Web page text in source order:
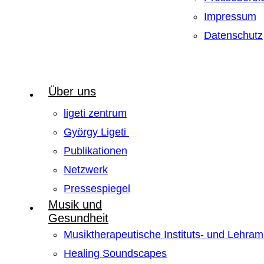
Impressum
Datenschutz
Über uns
ligeti zentrum
György Ligeti
Publikationen
Netzwerk
Pressespiegel
Musik und
Gesundheit
Musiktherapeutische Instituts- und
Healing Soundscapes